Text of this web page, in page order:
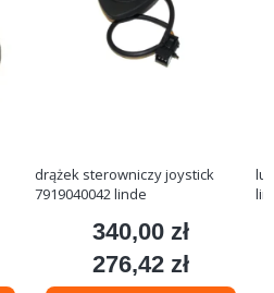
drążek sterowniczy joystick
7919040042 linde
Cena
340,00 zł
Cena
276,42 zł